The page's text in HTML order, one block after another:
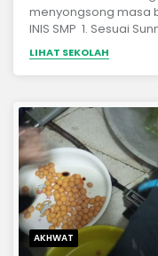
menyongsong masa
INIS SMP 1. Sesuai
Pembiasaan Siswa
Bahasa Inggris 3.
5. Tuntas Bahasa
dan Modul Mandiri 10.
Pendidikan
LIHAT SEKOLAH
AKHWAT